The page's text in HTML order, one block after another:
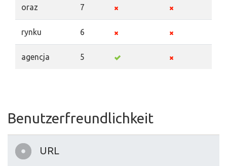
oraz 7
rynku 6
agencja 5
Benutzerfreundlichkeit
URL